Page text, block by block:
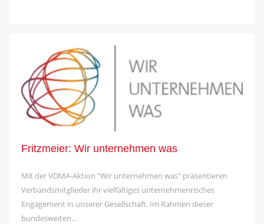
Fritzmeier: Wir unternehmen was
Mit der VDMA-Aktion "Wir unternehmen was" präsentieren
Verbandsmitglieder ihr vielfältiges unternehmenrisches
Engagement in unserer Gesellschaft. Im Rahmen dieser
bundesweiten...